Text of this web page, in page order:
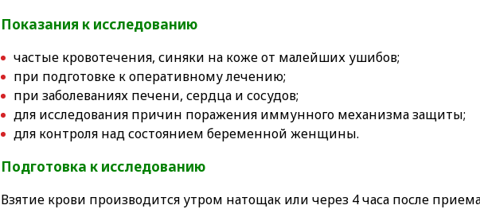
Показания к исследованию
частые кровотечения, синяки на коже от малейших ушибов;
при подготовке к оперативному лечению;
при заболеваниях печени, сердца и сосудов;
для исследования причин поражения иммунного механизма защиты;
для контроля над состоянием беременной женщины.
Подготовка к исследованию
Взятие крови производится утром натощак или через 4 часа после